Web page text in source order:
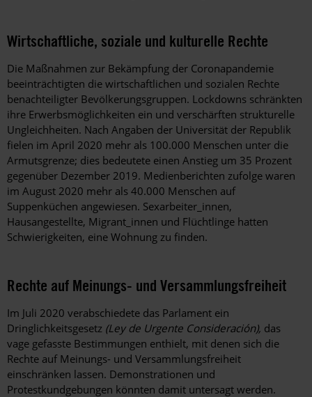
Wirtschaftliche, soziale und kulturelle Rechte
Die Maßnahmen zur Bekämpfung der Coronapandemie
beeinträchtigten die wirtschaftlichen und sozialen Rechte
benachteiligter Bevölkerungsgruppen. Lockdowns schränkten
ihre Erwerbsmöglichkeiten ein und verschärften strukturelle
Ungleichheiten. Nach Angaben der Universität der Republik
fielen im April 2020 mehr als 100.000 Menschen unter die
Armutsgrenze; dies bedeutete einen Anstieg um 35 Prozent
gegenüber Dezember 2019. Medienberichten zufolge waren
im August 2020 mehr als 40.000 Menschen auf
Suppenküchen angewiesen. Sexarbeiter_innen,
Hausangestellte, Migrant_innen und Flüchtlinge hatten
Schwierigkeiten, eine Wohnung zu finden.
Rechte auf Meinungs- und Versammlungsfreiheit
Im Juli 2020 verabschiedete das Parlament ein
Dringlichkeitsgesetz (Ley de Urgente Consideración), das
vage gefasste Bestimmungen enthielt, mit denen sich die
Rechte auf Meinungs- und Versammlungsfreiheit
einschränken lassen. Demonstrationen und
Protestkundgebungen könnten damit untersagt werden.